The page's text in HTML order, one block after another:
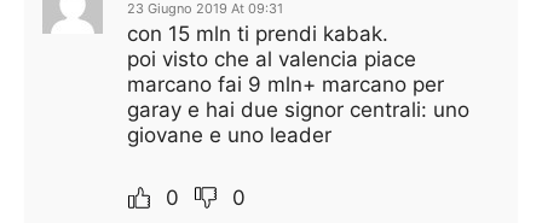
23 Giugno 2019 At 09:31
con 15 mln ti prendi kabak.
poi visto che al valencia piace
marcano fai 9 mln+ marcano per
garay e hai due signor centrali: uno
giovane e uno leader
0 0